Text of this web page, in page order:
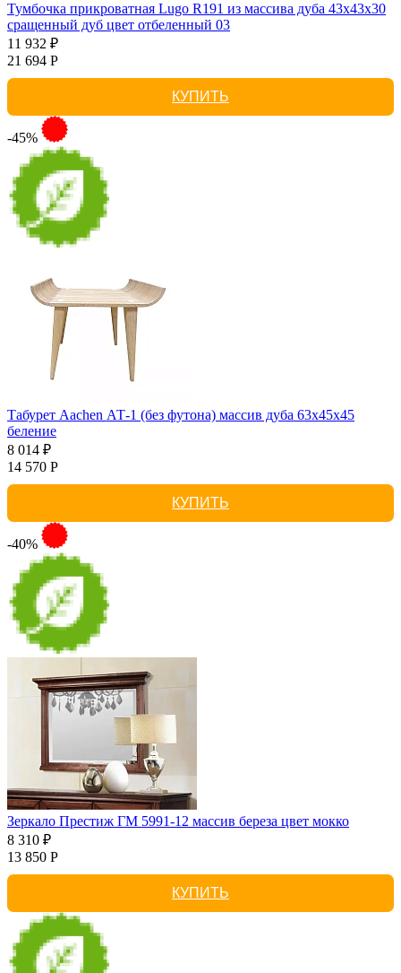
Тумбочка прикроватная Lugo R191 из массива дуба 43х43х30
сращенный дуб цвет отбеленный 03
11 932 ₽
21 694 Р
КУПИТЬ
-45%
Табурет Aachen АТ-1 (без футона) массив дуба 63х45х45
беление
8 014 ₽
14 570 Р
КУПИТЬ
-40%
Зеркало Престиж ГМ 5991-12 массив береза цвет мокко
8 310 ₽
13 850 Р
КУПИТЬ